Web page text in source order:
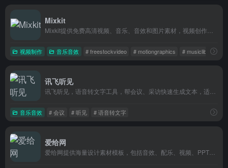
Mixkit
视频制作 音乐音效 # freestockvideo # motiongraphics # musiclibrary
讯飞听见
音乐音效 # 会议 # 听见 # 语音转文字
爱给网